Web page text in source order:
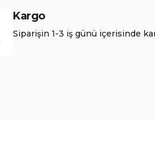
Kargo
Siparişin 1-3 iş günü içerisinde